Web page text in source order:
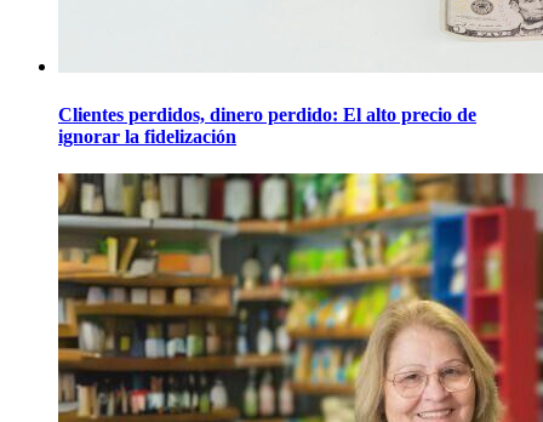
Clientes perdidos, dinero perdido: El alto precio de
ignorar la fidelización